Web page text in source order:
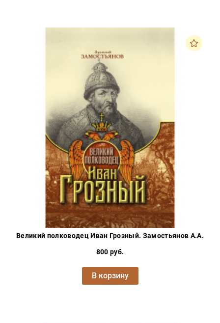
Великий полководец Иван Грозный. Замостьянов А.А.
800 руб.
В корзину